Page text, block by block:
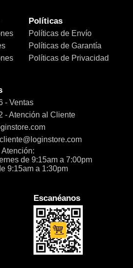
Políticas
Políticas de Envío
Políticas de Garantía
Políticas de Privacidad
- Ventas
- Atención al Cliente
Atención:
de 9:15am a 7:00pm
9:15am a 1:30pm
Escanéanos